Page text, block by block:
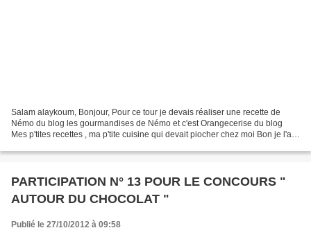
Salam alaykoum, Bonjour, Pour ce tour je devais réaliser une recette de
Némo du blog les gourmandises de Némo et c'est Orangecerise du blog
Mes p'tites recettes , ma p'tite cuisine qui devait piocher chez moi Bon je l'ais
PARTICIPATION N° 13 POUR LE CONCOURS "
AUTOUR DU CHOCOLAT "
Publié le 27/10/2012 à 09:58